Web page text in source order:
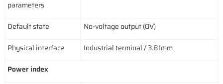
parameters
Default state
No-voltage output (0V)
Physical interface
Industrial terminal / 3.81mm
Power index